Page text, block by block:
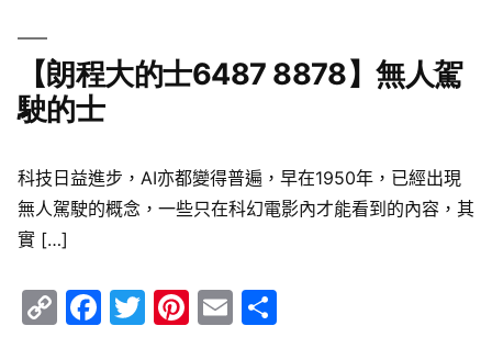
【朗程大的士6487 8878】無人駕
駛的士
科技日益進步，AI亦都變得普遍，早在1950年，已經出現
無人駕駛的概念，一些只在科幻電影內才能看到的內容，其
實 […]
CopyFacebook
Twitter
Pinterest
Email